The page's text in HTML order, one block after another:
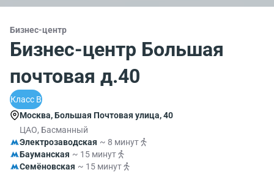
Бизнес-центр
Бизнес-центр Большая
почтовая д.40
Класс B
Москва, Большая Почтовая улица, 40
ЦАО, Басманный
Электрозаводская ~ 8 минут
Бауманская ~ 15 минут
Семёновская ~ 15 минут